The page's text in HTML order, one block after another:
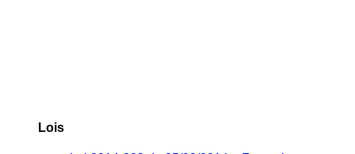
Lois